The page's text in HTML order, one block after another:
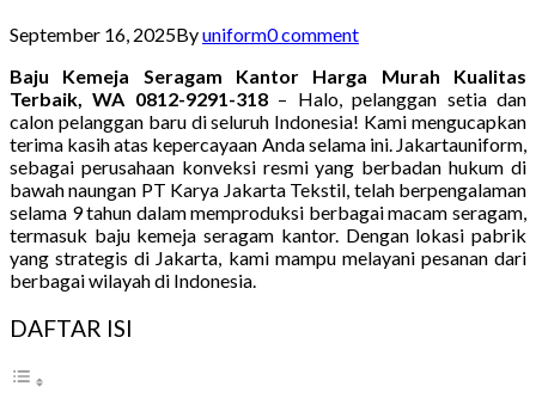
September 16, 2025Byuniform0 comment
Baju Kemeja Seragam Kantor Harga Murah Kualitas
Terbaik, WA 0812-9291-318– Halo, pelanggan setia dan
calon pelanggan baru di seluruh Indonesia! Kami mengucapkan
terima kasih atas kepercayaan Anda selama ini. Jakartauniform,
sebagai perusahaan konveksi resmi yang berbadan hukum di
bawah naungan PT Karya Jakarta Tekstil, telah berpengalaman
selama 9 tahun dalam memproduksi berbagai macam seragam,
termasuk baju kemeja seragam kantor. Dengan lokasi pabrik
yang strategis di Jakarta, kami mampu melayani pesanan dari
berbagai wilayah di Indonesia.
DAFTAR ISI